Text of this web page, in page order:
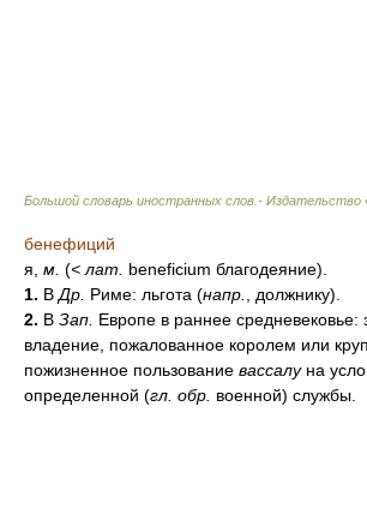
Большой словарь иностранных слов.-
бенефиций
я, м. (< лат.
beneficium благодеяние).
1. В Др. Риме: льгота (напр.
, должнику).
2. В Зап. Европе в раннее средневековье:
владение, пожалованное королем или
пожизненное пользование вассалуна
определенной (гл. обр. военной) службы.